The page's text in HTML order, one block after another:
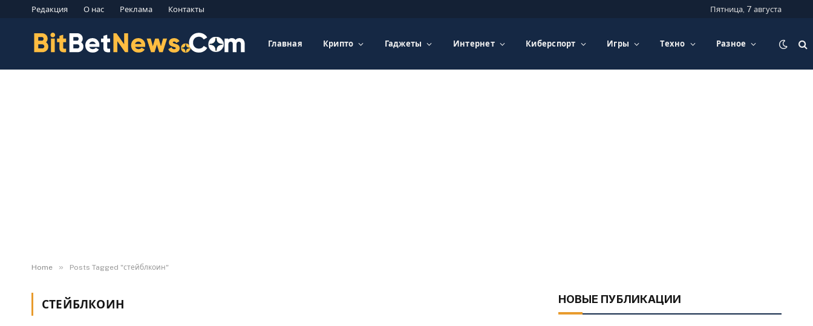
Редакция О нас Реклама Контакты Пятница, 7 августа
Главная Крипто Гаджеты Интернет Киберспорт Игры Техно Разное
Home » Posts Tagged "стейблкоин"
СТЕЙБЛКОИН НОВЫЕ ПУБЛИКАЦИИ